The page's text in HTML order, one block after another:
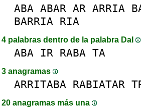
ABA ABAR AR ARRIA
BARRIA RIA
4 palabras dentro de la palabra DaI
ABA IR RABA TA
3 anagramas
ARRITABA RABIATAR
20 anagramas más una